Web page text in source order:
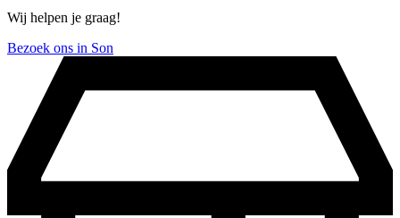
Wij helpen je graag!
Bezoek ons in Son